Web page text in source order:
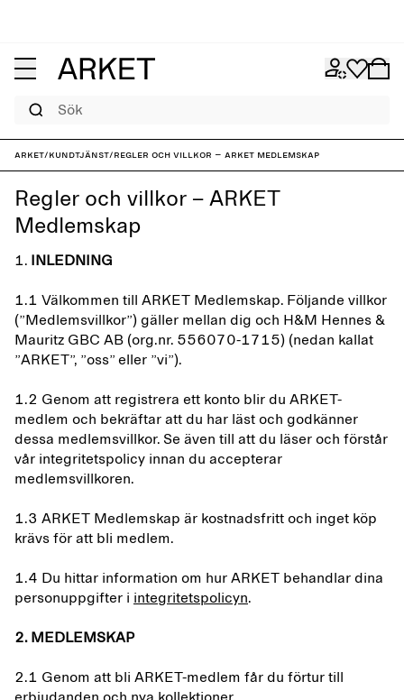
ARKET/Kundtjänst/Regler och villkor – ARKET Medlemskap
Regler och villkor – ARKET
Medlemskap
1. INLEDNING
1.1 Välkommen till ARKET Medlemskap. Följande villkor
(”Medlemsvillkor”) gäller mellan dig och H&M Hennes &
Mauritz GBC AB (org.nr. 556070-1715) (nedan kallat
”ARKET”, ”oss” eller ”vi”).
1.2 Genom att registrera ett konto blir du ARKET-
medlem och bekräftar att du har läst och godkänner
dessa medlemsvillkor. Se även till att du läser och förstår
vår integritetspolicy innan du accepterar
medlemsvillkoren.
1.3 ARKET Medlemskap är kostnadsfritt och inget köp
krävs för att bli medlem.
1.4 Du hittar information om hur ARKET behandlar dina
personuppgifter i integritetspolicyn.
2. MEDLEMSKAP
2.1 Genom att bli ARKET-medlem får du förtur till